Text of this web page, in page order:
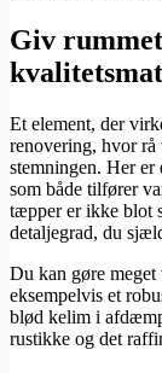
Giv
Et element, der
renovering, hvor
stemningen. Her
som både tilfører
tæpper er ikke blot
detaljegrad, du
Du kan gøre
eksempelvis et
blød kelim i
rustikke og det